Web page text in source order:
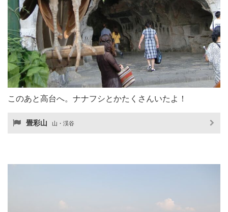
このあと高台へ。ナナフシとかたくさんいたよ！
畳彩山 山・渓谷